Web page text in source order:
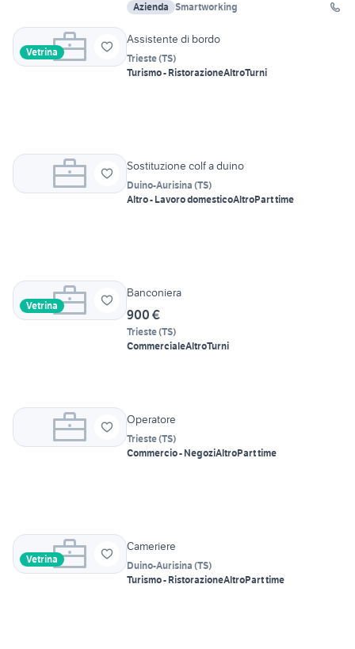
Azienda Smartworking
Vetrina
Assistente di bordo
Trieste(TS)
Turismo - RistorazioneAltroTurni
Sostituzione colf a duino
Duino-Aurisina (TS)
Altro - Lavoro domesticoAltroPart time
Vetrina
Banconiera
900 €
Trieste(TS)
CommercialeAltroTurni
Operatore
Trieste(TS)
Commercio - NegoziAltroPart time
Vetrina
Cameriere
Duino-Aurisina (TS)
Turismo - RistorazioneAltroPart time